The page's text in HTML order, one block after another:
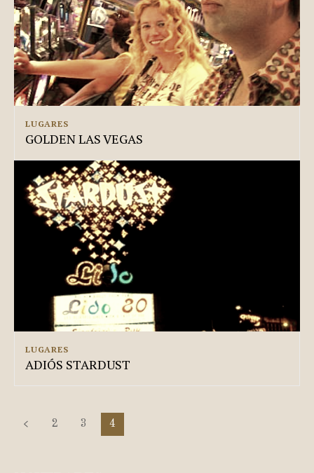
LUGARES
GOLDEN LAS VEGAS
LUGARES
ADIÓS STARDUST
2 3 4